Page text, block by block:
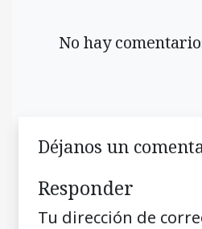
No hay
Déjanos un
Responder
Tu dirección de